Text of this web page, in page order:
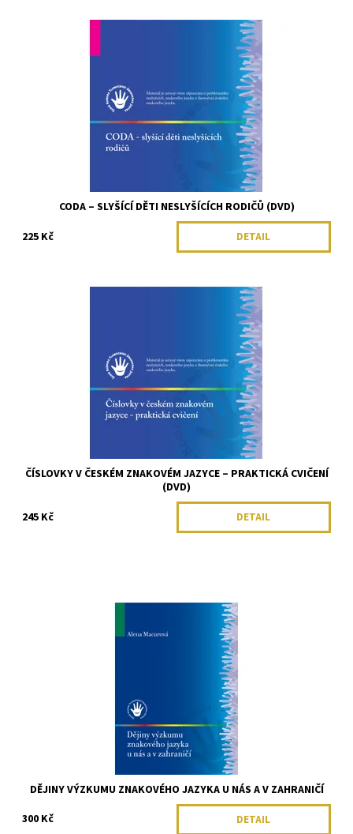
CODA – SLYŠÍCÍ DĚTI NESLYŠÍCÍCH RODIČŮ (DVD)
225 Kč
DETAIL
ČÍSLOVKY V ČESKÉM ZNAKOVÉM JAZYCE – PRAKTICKÁ CVIČENÍ
(DVD)
245 Kč
DETAIL
DĚJINY VÝZKUMU ZNAKOVÉHO JAZYKA U NÁS A V ZAHRANIČÍ
300 Kč
DETAIL